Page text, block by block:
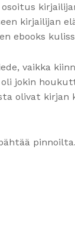
kirjailijan
ebooks
vaikka
jokin
olivat kirjan
pinnoilta.